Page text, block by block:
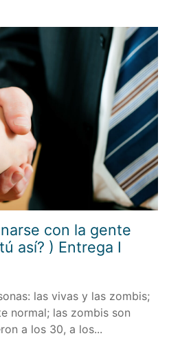
con la gente
así? ) Entrega I
las vivas y las zombis;
normal; las zombis son
a los 30, a los...